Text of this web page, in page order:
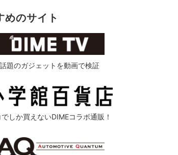
めのサイト
話題のガジェットを動画で検証
でしか買えないDIMEコラボ通販！